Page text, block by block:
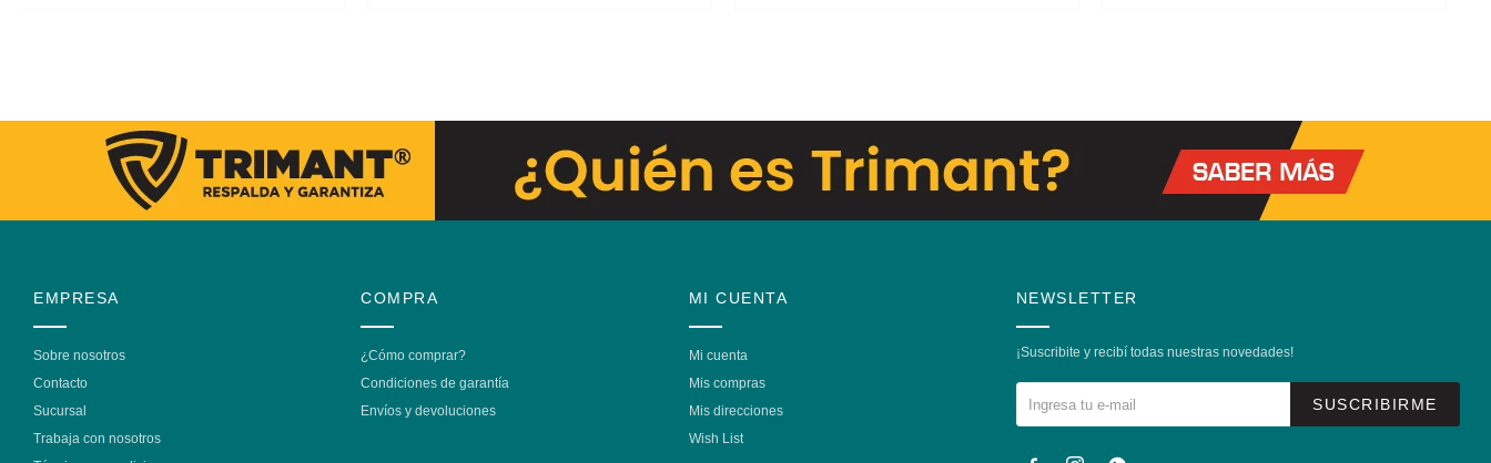
EMPRESA
Sobre nosotros
Contacto
Sucursal
Trabaja con nosotros
COMPRA
¿Cómo comprar?
Condiciones de garantía
Envíos y devoluciones
MI CUENTA
Mi cuenta
Mis compras
Mis direcciones
Wish List
NEWSLETTER
¡Suscribite y recibí todas nuestras novedades!
SUSCRIBIRME